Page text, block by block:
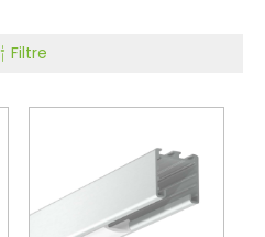
Filtre